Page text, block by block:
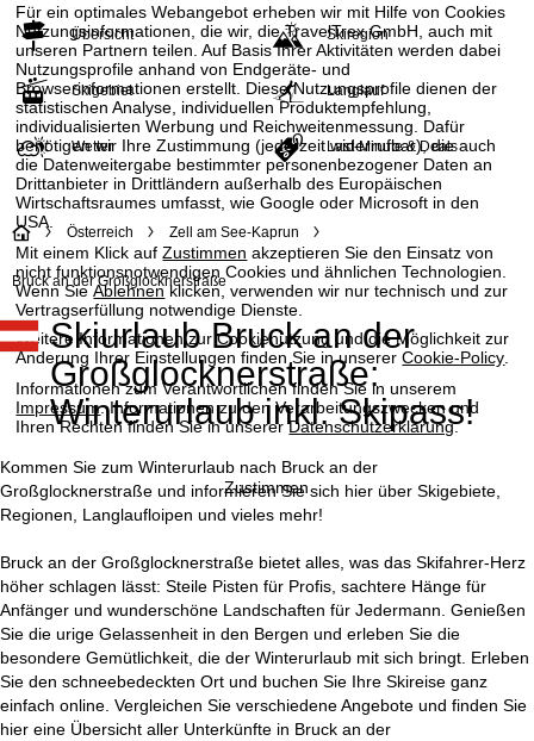
Für ein optimales Webangebot erheben wir mit Hilfe von Cookies
Nutzungsinformationen, die wir, die TravelTrex GmbH, auch mit
unseren Partnern teilen. Auf Basis Ihrer Aktivitäten werden dabei
Nutzungsprofile anhand von Endgeräte- und
Browserinformationen erstellt. Diese Nutzungsprofile dienen der
statistischen Analyse, individuellen Produktempfehlung,
individualisierten Werbung und Reichweitenmessung. Dafür
benötigen wir Ihre Zustimmung (jederzeit widerrufbar), die auch
die Datenweitergabe bestimmter personenbezogener Daten an
Drittanbieter in Drittländern außerhalb des Europäischen
Wirtschaftsraumes umfasst, wie Google oder Microsoft in den
USA.
Mit einem Klick aufZustimmen akzeptieren Sie den Einsatz von
nicht funktionsnotwendigen Cookies und ähnlichen Technologien.
Wenn SieAblehnenklicken, verwenden wir nur technisch und zur
Vertragserfüllung notwendige Dienste.
Weitere Informationen zur Cookienutzung und die Möglichkeit zur
Änderung Ihrer Einstellungen finden Sie in unsererCookie-Policy
Informationen zum Verantwortlichen finden Sie in unserem
Impressum. Informationen zu den Verarbeitungszwecken und
Ihren Rechten finden Sie in unsererDatenschutzerklärung.
Zustimmen
Übersicht Skiregion
Skigebiet Langlauf
Wetter Last-Minute & Deals
S
t
a
t
s
e
i
t
Österreich Zell am See-Kaprun
Bruck an der Großglocknerstraße
Skiurlaub Bruck an der
Großglocknerstraße:
Winterurlaub inkl. Skipass!
Kommen Sie zum Winterurlaub nach Bruck an der
Großglocknerstraße und informieren Sie sich hier über Skigebiete,
Regionen, Langlaufloipen und vieles mehr!
Bruck an der Großglocknerstraße bietet alles, was das Skifahrer-Herz
höher schlagen lässt: Steile Pisten für Profis, sachtere Hänge für
Anfänger und wunderschöne Landschaften für Jedermann. Genießen
Sie die urige Gelassenheit in den Bergen und erleben Sie die
besondere Gemütlichkeit, die der Winterurlaub mit sich bringt. Erleben
Sie den schneebedeckten Ort und buchen Sie Ihre Skireise ganz
einfach online. Vergleichen Sie verschiedene Angebote und finden Sie
hier eine Übersicht aller Unterkünfte in Bruck an der